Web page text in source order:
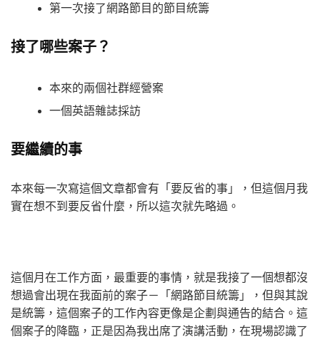
第一次接了網路節目的節目統籌
接了哪些案子？
本來的兩個社群經營案
一個英語雜誌採訪
要繼續的事
本來每一次寫這個文章都會有「要反省的事」，但這個月我
實在想不到要反省什麼，所以這次就先略過。
這個月在工作方面，最重要的事情，就是我接了一個想都沒
想過會出現在我面前的案子－「網路節目統籌」，但與其說
是統籌，這個案子的工作內容更像是企劃與通告的結合。這
個案子的降臨，正是因為我出席了演講活動，在現場認識了